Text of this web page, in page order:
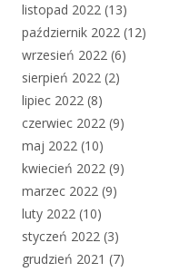
listopad 2022 (13)
październik 2022 (12)
wrzesień 2022 (6)
sierpień 2022 (2)
lipiec 2022 (8)
czerwiec 2022 (9)
maj 2022 (10)
kwiecień 2022 (9)
marzec 2022 (9)
luty 2022 (10)
styczeń 2022 (3)
grudzień 2021 (7)